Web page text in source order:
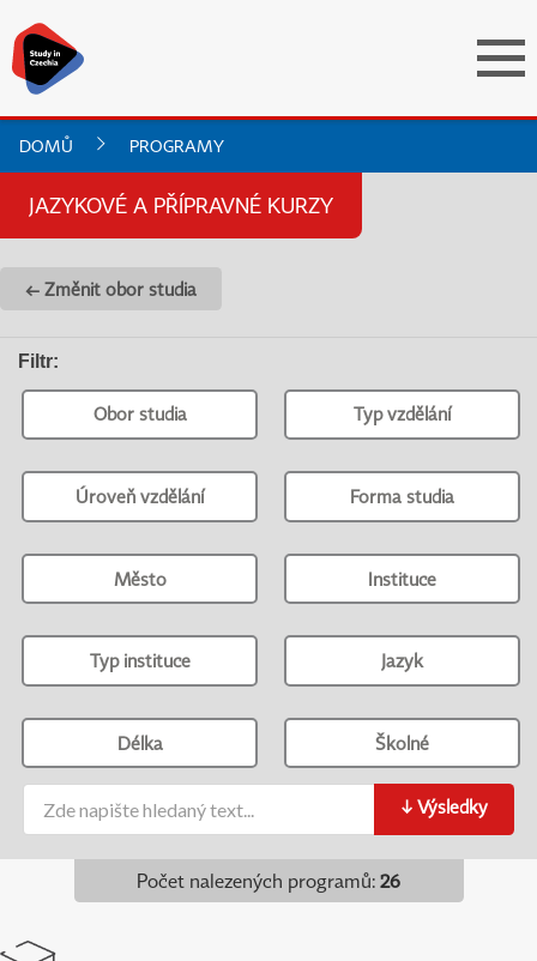
DOMŮ PROGRAMY
JAZYKOVÉ A PŘÍPRAVNÉ KURZY
← Změnit obor studia
Filtr:
Obor studia Typ vzdělání
Úroveň vzdělání Forma studia
Město Instituce
Typ instituce Jazyk
Délka Školné
↓ Výsledky
Počet nalezených programů: 26